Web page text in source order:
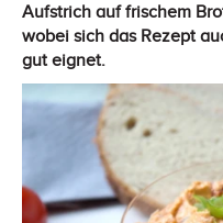
Aufstrich auf frischem
wobei sich das Rezept
gut eignet.